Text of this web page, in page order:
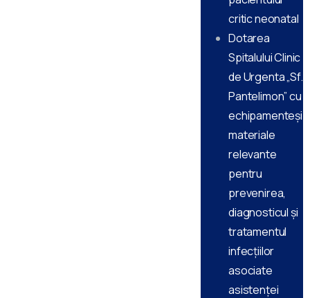
critic neonatal
Dotarea
Spitalului Clinic
de Urgenta „Sf.
Pantelimon” cu
echipamenteși
materiale
relevante
pentru
prevenirea,
diagnosticul și
tratamentul
infecțiilor
asociate
asistenței